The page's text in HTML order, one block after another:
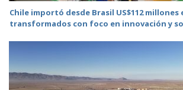
Chile importó desde Brasil US$112
transformados con foco en innovación y